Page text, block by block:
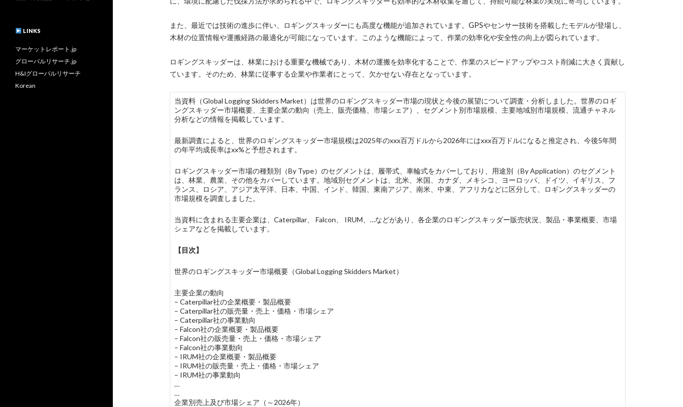
また、最近では技術の進歩に伴い、ロギングスキッダーにも高度な機能が追加されています。GPSやセンサー技術を搭載したモデルが登場し、
木材の位置情報や運搬経路の最適化が可能になっています。このような機能によって、作業の効率化や安全性の向上が図られています。
ロギングスキッダーは、林業における重要な機械であり、木材の運搬を効率化することで、作業のスピードアップやコスト削減に大きく貢献し
ています。そのため、林業に従事する企業や作業者にとって、欠かせない存在となっています。
当資料（Global Logging Skidders Market）は世界のロギングスキッダー市場の現状と今後の展望について調査・分析しました。世界のロギ
ングスキッダー市場概要、主要企業の動向（売上、販売価格、市場シェア）、セグメント別市場規模、主要地域別市場規模、流通チャネル
分析などの情報を掲載しています。
最新調査によると、世界のロギングスキッダー市場規模は2025年のxxx百万ドルから2026年にはxxx百万ドルになると推定され、今後5年間
の年平均成長率はxx%と予想されます。
ロギングスキッダー市場の種類別（By Type）のセグメントは、履帯式、車輪式をカバーしており、用途別（By Application）のセグメント
は、林業、農業、その他をカバーしています。地域別セグメントは、北米、米国、カナダ、メキシコ、ヨーロッパ、ドイツ、イギリス、フ
ランス、ロシア、アジア太平洋、日本、中国、インド、韓国、東南アジア、南米、中東、アフリカなどに区分して、ロギングスキッダーの
市場規模を調査しました。
当資料に含まれる主要企業は、Caterpillar、 Falcon、 IRUM、…などがあり、各企業のロギングスキッダー販売状況、製品・事業概要、市場
シェアなどを掲載しています。
【目次】
世界のロギングスキッダー市場概要（Global Logging Skidders Market）
主要企業の動向
– Caterpillar社の企業概要・製品概要
– Caterpillar社の販売量・売上・価格・市場シェア
– Caterpillar社の事業動向
– Falcon社の企業概要・製品概要
– Falcon社の販売量・売上・価格・市場シェア
– Falcon社の事業動向
– IRUM社の企業概要・製品概要
– IRUM社の販売量・売上・価格・市場シェア
– IRUM社の事業動向
…
…
企業別売上及び市場シェア（～2026年）
LINKS
マーケットレポート.jp
グローバルリサーチ.jp
H&Iグローバルリサーチ
Korean